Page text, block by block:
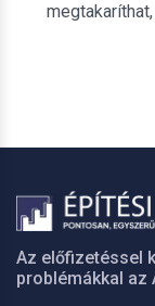
Az előfizetéssel
problémákkal